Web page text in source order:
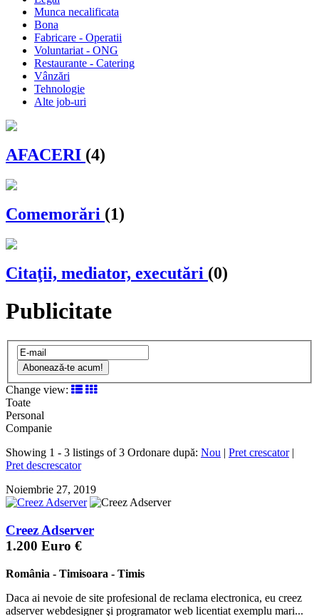
Munca necalificata
Bona
Fabricare - Operatii
Voluntariat - ONG
Restaurante - Catering
Vânzări
Tehnologie
Alte job-uri
AFACERI (4)
Comemorări (1)
Citaţii, mediator, executări (0)
Publicitate
Abonează-te acum!
Change view:
Toate
Personal
Companie
Showing 1 - 3 listings of 3 Ordonare după: Nou | Pret crescator |
Pret descrescator
Noiembrie 27, 2019
Creez Adserver
1.200 Euro €
România - Timisoara - Timis
Daca ai nevoie de site profesional de reclama electronica, eu creez
adserver webdesigner şi programator web licentiat exemplu mari...